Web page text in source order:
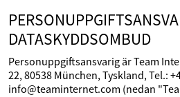
DATASKYDDSOMBUD
Personuppgiftsansvarig är Team
22, 80538 München, Tyskland, Tel.:
info@teaminternet.com (nedan